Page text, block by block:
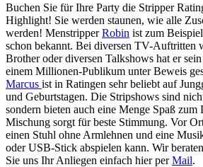
Buchen Sie für Ihre Party die Stripper
Highlight! Sie werden staunen, wie alle
werden! MenstripperRobin ist zum
schon bekannt. Bei diversen TV-Auftritten
Brother oder diversen Talkshows hat er
einem Millionen-Publikum unter Beweis
Marcus ist in Ratingen sehr beliebt auf
und Geburtstagen. Die Stripshows sind
sondern bieten auch eine Menge Spaß zum
Mischung sorgt für beste Stimmung. Vor
einen Stuhl ohne Armlehnen und eine
oder USB-Stick abspielen kann. Wir
Sie uns Ihr Anliegen einfach hier perMail.